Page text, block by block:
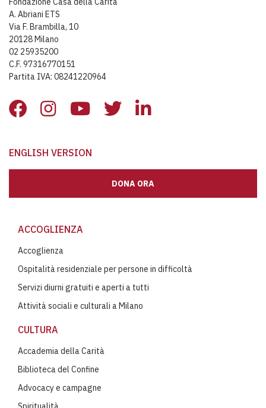
A. Abriani ETS
Via F. Brambilla, 10
20128 Milano
02 25935200
C.F. 97316770151
Partita IVA: 08241220964
ENGLISH VERSION
DONA ORA
ACCOGLIENZA
Accoglienza
Ospitalità residenziale per persone in difficoltà
Servizi diurni gratuiti e aperti a tutti
Attività sociali e culturali a Milano
CULTURA
Accademia della Carità
Biblioteca del Confine
Advocacy e campagne